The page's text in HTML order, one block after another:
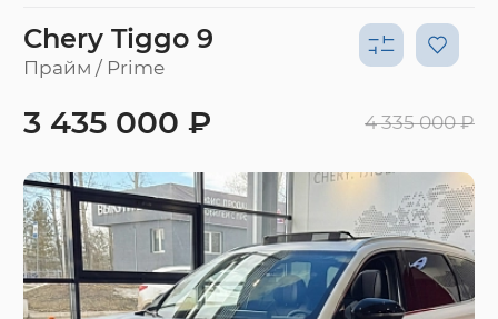
Chery Tiggo 9
Прайм / Prime
3 435 000 ₽ 4 335 000 ₽